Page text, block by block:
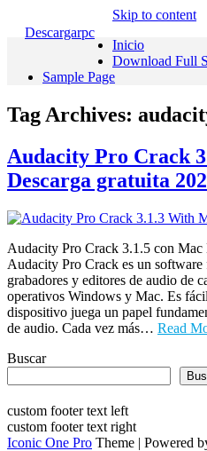
Descargarpc
Skip to content
Inicio
Download Full
Sample Page
Tag Archives:
Audacity Pro Crack
Descarga gratuita
Audacity Pro Crack 3.1.5 con Mac
Audacity Pro Crack es un
grabadores y editores de audio de
operativos Windows y Mac. Es
dispositivo juega un papel
de audio. Cada vez más… Read
Buscar
custom footer text left
custom footer text right
Iconic One Pro Theme | Powered